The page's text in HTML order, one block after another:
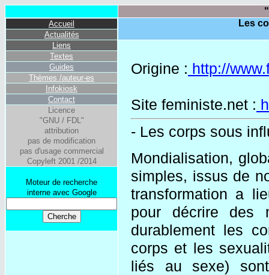
Accueil
Actualités
Liens
Textes
Guides
Thèmes /auteur-es
Infokiosk
Contact
Licence
"GNU / FDL"
attribution
pas de modification
pas d'usage commercial
Copyleft 2001 /2014
Moteur de recherche
interne avec Google
Les
Origine : http://
Site feministe.net :
- Les corps sous
Mondialisation,
simples, issus de
transformation a
pour décrire des
durablement les
corps et les
liés au sexe)